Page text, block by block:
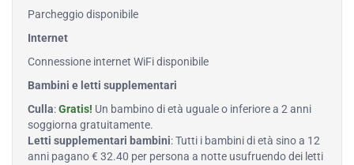
Parcheggio disponibile
Internet
Connessione internet WiFi disponibile
Bambini e letti supplementari
Culla:Gratis! Un bambino di età uguale o inferiore a 2 anni
soggiorna gratuitamente.
Letti supplementari bambini: Tutti i bambini di età sino a 12
anni pagano € 32.40 per persona a notte usufruendo dei letti